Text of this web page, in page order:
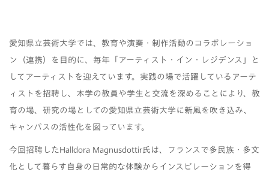
愛知県立芸術大学では、教育や演奏・制作活動のコラボレーショ
ン（連携）を目的に、毎年「アーティスト・イン・レジデンス」と
してアーティストを迎えています。実践の場で活躍しているアーテ
ィストを招聘し、本学の教員や学生と交流を深めることにより、教
育の場、研究の場としての愛知県立芸術大学に新風を吹き込み、
キャンパスの活性化を図っています。
今回招聘したHalldora Magnusdottir氏は、フランスで多民族・多文
化として暮らす自身の日常的な体験からインスピレーションを得